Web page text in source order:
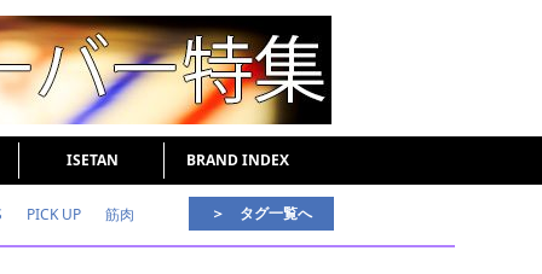
ISETAN BRAND INDEX
PICK UP 筋肉 ＞ タグ一覧へ